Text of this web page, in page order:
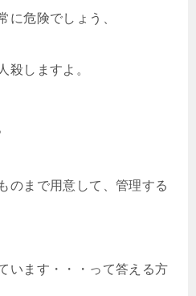
に危険でしょう、
しますよ。
のまで用意して、管理する
います・・・って答える方